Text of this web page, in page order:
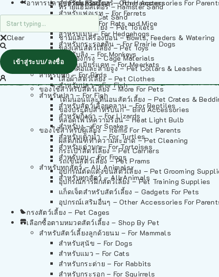
ทรายแฮมสเตอร์ – Hamster Sand
ทรายแมว – Cat Sand
ห้องน้ำสัตว์เลี้ยง – Pet Toilets
ชามและเครื่องป้อน – Bowls, Feeders & Watering
ของเล่นสัตว์เลี้ยง – Pet Toys
วัสดุรองกรง – Cage Materials
ปลอกคอและสายจูง – Pet Collars & Leashes
เสื้อผ้าสัตว์เลี้ยง – Pet Clothes
ของใช้สำหรับสัตว์เลี้ยง – More For Pets
โดมนอนและที่นอนสัตว์เลี้ยง – Pet Crates &
ของประดับสำหรับนก – Bird Accessories
หลอดไฟให้ความร้อน – Heat Light Bulb
ของใช้สำหรับผู้เลี้ยง – Items For Pet Parents
ผลิตภัณฑ์ทำความสะอาด – Pet Cleaning
กระเป๋าสัตว์เลี้ยง – Pet Carriers
รถเข็นสัตว์เลี้ยง – Pet Prams
อุปกรณ์ตัดแต่งขนสัตว์เลี้ยง – Pet Grooming
อุปกรณ์การฝึกสัตว์เลี้ยง – Pet Training Supplies
แก็ดเจ็ตสำหรับสัตว์เลี้ยง – Gadgets For Pets
อุปกรณ์เสริมอื่นๆ – Other Accessories For
กรงสัตว์เลี้ยง – Pet Cages
เลือกซื้อตามหมวดสัตว์เลี้ยง – Shop By Pet
สำหรับสัตว์เลี้ยงลูกด้วยนม – For Mammals
สำหรับสุนัข – For Dogs
สำหรับแมว – For Cats
สำหรับกระต่าย – For Rabbits
สำหรับกระรอก – For Squirrels
อุปกรณ์เสริมอื่นๆ – Other Accessories For
สำหรับแฮมสเตอร์ – For Hamsters
สำหรับเฟอเรท – For Ferrets
สำหรับหนู – For Rats and Mice
สำหรับเม่น – For Hedgehogs
สำหรับกระรอกดิน – For Prairie Dogs
สำหรับลิง – For Monkeys
สำหรับเมียร์แคท – For Meerkats
สำหรับนก – For Birds
สำหรับปลา – For Fish
สำหรับปลา – For Fish
สำหรับสัตว์เลื้อยคลาน – For Reptiles
สำหรับกิ้งก่า – For Lizards
สำหรับงู – For Snakes
สำหรับเต่าน้ำ – For Turtles
สำหรับเต่าบก – For Tortoises
สำหรับกบ – For Frogs
สำหรับทุกสัตว์ – All Animals
สำหรับทุกสัตว์ – All Animals
อาหารปลา – Fish Food
Clear
เข้าสู่ระบบ/ลงชื่อ